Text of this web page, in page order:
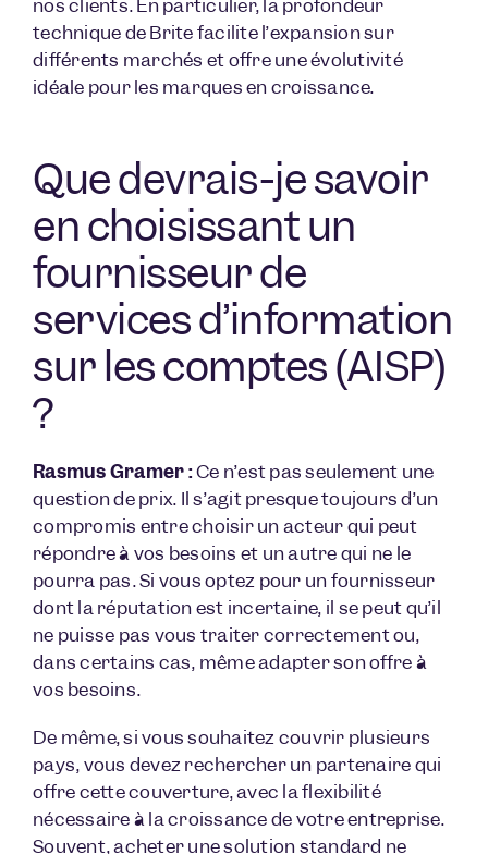
nos clients. En particulier, la profondeur
technique de Brite facilite l’expansion sur
différents marchés et offre une évolutivité
idéale pour les marques en croissance.
Que devrais-je savoir
en choisissant un
fournisseur de
services d’information
sur les comptes (AISP)
?
Rasmus Gramer :Ce n’est pas seulement une
question de prix. Il s’agit presque toujours d’un
compromis entre choisir un acteur qui peut
répondre à vos besoins et un autre qui ne le
pourra pas. Si vous optez pour un fournisseur
dont la réputation est incertaine, il se peut qu’il
ne puisse pas vous traiter correctement ou,
dans certains cas, même adapter son offre à
vos besoins.
De même, si vous souhaitez couvrir plusieurs
pays, vous devez rechercher un partenaire qui
offre cette couverture, avec la flexibilité
nécessaire à la croissance de votre entreprise.
Souvent, acheter une solution standard ne